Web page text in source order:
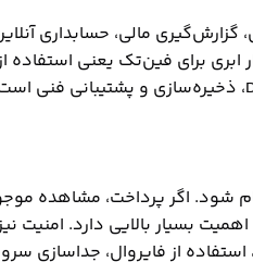
مالی، حسابداری
ابری برای فین‌تک یعنی
اگر پرداخت، مشاهده
بسیار بالایی دارد. امنیت
از فایروال، جداسازی